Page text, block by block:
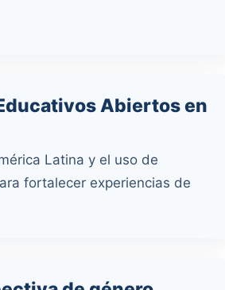
Abiertos en
Latina y el uso de
fortalecer experiencias de